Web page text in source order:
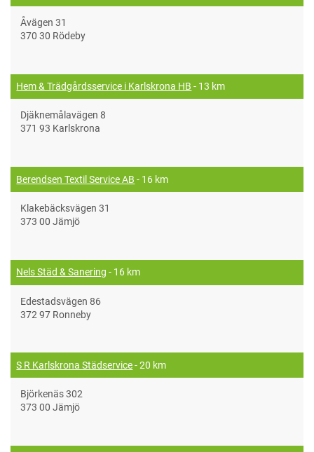
Åvägen 31
370 30 Rödeby
Hem & Trädgårdsservice i Karlskrona HB - 13 km
Djäknemålavägen 8
371 93 Karlskrona
Berendsen Textil Service AB - 16 km
Klakebäcksvägen 31
373 00 Jämjö
Nels Städ & Sanering - 16 km
Edestadsvägen 86
372 97 Ronneby
S R Karlskrona Städservice- 20 km
Björkenäs 302
373 00 Jämjö